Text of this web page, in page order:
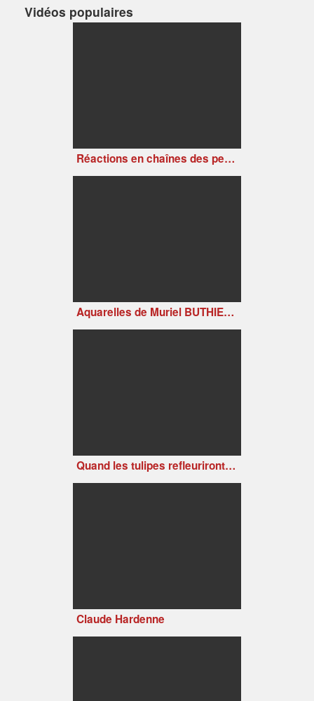
Vidéos populaires
Réactions en chaînes des petits artistes déchaînés (version 2)
Aquarelles de Muriel BUTHIER-CHARTRAIN
Quand les tulipes refleuriront (Tulips Shall Grow, 1942)
Claude Hardenne